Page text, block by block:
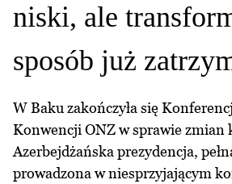
niski, ale
sposób już
W Baku zakończyła się
Konwencji ONZ w sprawie zmian
Azerbejdżańska prezydencja,
prowadzona w niesprzyjającym